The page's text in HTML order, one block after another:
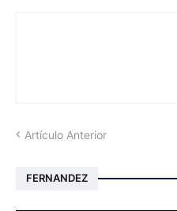
Artículo Anterior
FERNANDEZ